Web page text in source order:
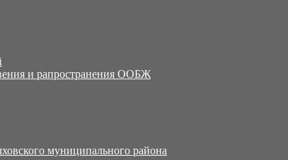
и рапространения ООБЖ
муниципального района